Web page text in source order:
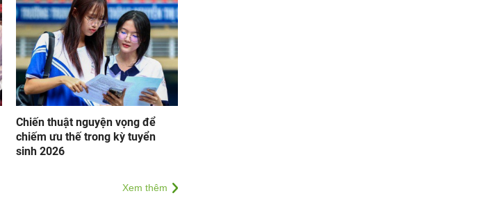
Chiến thuật nguyện vọng để
chiếm ưu thế trong kỳ tuyển
sinh 2026
Xem thêm